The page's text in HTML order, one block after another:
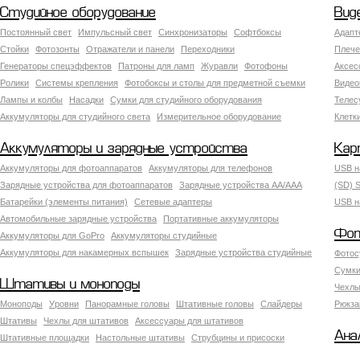
Студийное оборудование
Постоянный свет Импульсный свет Синхронизаторы
Софтбоксы
Стойки
Фотозонты Отражатели и панели
Переходники
Генераторы спецэффектов
Патроны для ламп Журавли
Фотофоны
Ролики
Системы крепления
Фотобоксы и столы для предметной съемки
Лампы и колбы
Насадки
Сумки для студийного оборудования
Аккумуляторы для студийного света
Измерительное оборудование
Аккумуляторы и зарядные устройства
Аккумуляторы для фотоаппаратов
Аккумуляторы для телефонов
Зарядные устройства для фотоаппаратов
Зарядные устройства AA/AAA
Батарейки (элементы питания)
Сетевые адаптеры
Автомобильные зарядные устройства
Портативные аккумуляторы
Аккумуляторы для GoPro
Аккумуляторы студийные
Аккумуляторы для накамерных вспышек
Зарядные устройства студийные
USB
(SD)
USB
Штативы и моноподы
Моноподы Уровни Панорамные головы Штативные головы
Слайдеры
Штативы
Чехлы для штативов
Аксессуары для штативов
Штативные площадки
Настольные штативы
Струбцины и присоски